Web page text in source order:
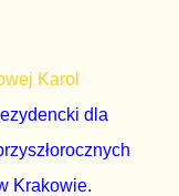
Karol
dla
Krakowie.